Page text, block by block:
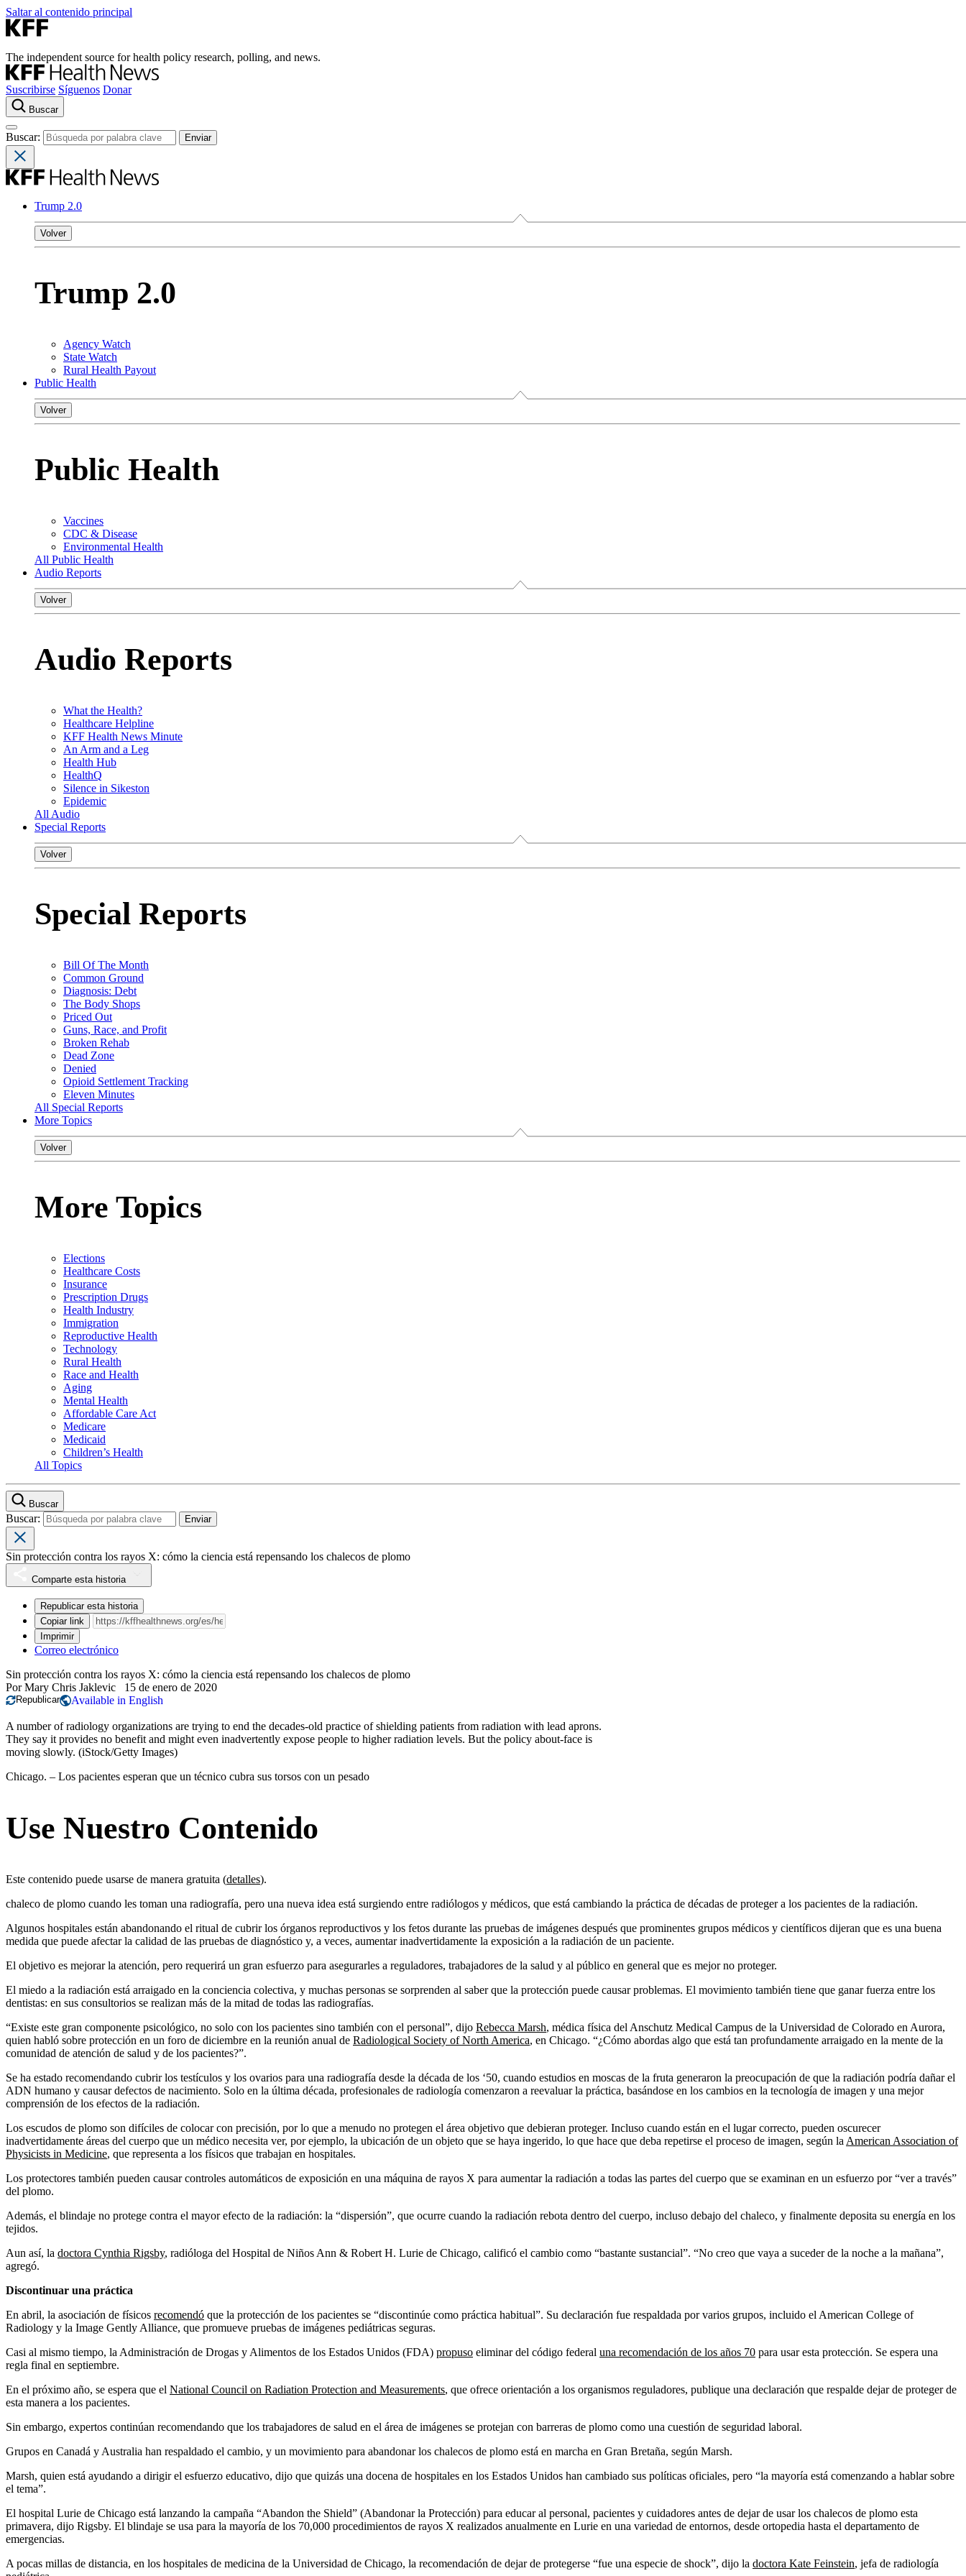
Saltar al contenido principal
The independent source for health policy research, polling, and news.
Suscribirse Síguenos Donar
Buscar
Buscar:
Trump 2.0
Volver
Trump 2.0
Agency Watch
State Watch
Rural Health Payout
Public Health
Volver
Public Health
Vaccines
CDC & Disease
Environmental Health
All Public Health
Audio Reports
Volver
Audio Reports
What the Health?
Healthcare Helpline
KFF Health News Minute
An Arm and a Leg
Health Hub
HealthQ
Silence in Sikeston
Epidemic
All Audio
Special Reports
Volver
Special Reports
Bill Of The Month
Common Ground
Diagnosis: Debt
The Body Shops
Priced Out
Guns, Race, and Profit
Broken Rehab
Dead Zone
Denied
Opioid Settlement Tracking
Eleven Minutes
All Special Reports
More Topics
Volver
More Topics
Elections
Healthcare Costs
Insurance
Prescription Drugs
Health Industry
Immigration
Reproductive Health
Technology
Rural Health
Race and Health
Aging
Mental Health
Affordable Care Act
Medicare
Medicaid
Children’s Health
All Topics
Buscar
Buscar:
Sin protección contra los rayos X: cómo la ciencia está repensando los chalecos de plomo
Comparte esta historia
Republicar esta historia
Copiar link
Imprimir
Correo electrónico
Sin protección contra los rayos X: cómo la ciencia está repensando los chalecos de plomo
PorMary Chris Jaklevic 15 de enero de 2020
Republicar Available in English
A number of radiology organizations are trying to end the decades-old practice of shielding patients from radiation with lead aprons.
They say it provides no benefit and might even inadvertently expose people to higher radiation levels. But the policy about-face is
moving slowly. (iStock/Getty Images)
Chicago. – Los pacientes esperan que un técnico cubra sus torsos con un pesado
Use Nuestro Contenido
Este contenido puede usarse de manera gratuita (detalles).
chaleco de plomo cuando les toman una radiografía, pero una nueva idea está surgiendo entre radiólogos y médicos, que está cambiando la práctica de décadas de proteger a los pacientes de la radiación.
Algunos hospitales están abandonando el ritual de cubrir los órganos reproductivos y los fetos durante las pruebas de imágenes después que prominentes grupos médicos y científicos dijeran que es una buena
medida que puede afectar la calidad de las pruebas de diagnóstico y, a veces, aumentar inadvertidamente la exposición a la radiación de un paciente.
El objetivo es mejorar la atención, pero requerirá un gran esfuerzo para asegurarles a reguladores, trabajadores de la salud y al público en general que es mejor no proteger.
El miedo a la radiación está arraigado en la conciencia colectiva, y muchas personas se sorprenden al saber que la protección puede causar problemas. El movimiento también tiene que ganar fuerza entre los
dentistas: en sus consultorios se realizan más de la mitad de todas las radiografías.
“Existe este gran componente psicológico, no solo con los pacientes sino también con el personal”, dijo Rebecca Marsh, médica física del Anschutz Medical Campus de la Universidad de Colorado en Aurora,
quien habló sobre protección en un foro de diciembre en la reunión anual de Radiological Society of North America, en Chicago. “¿Cómo abordas algo que está tan profundamente arraigado en la mente de la
comunidad de atención de salud y de los pacientes?”.
Se ha estado recomendando cubrir los testículos y los ovarios para una radiografía desde la década de los ‘50, cuando estudios en moscas de la fruta generaron la preocupación de que la radiación podría dañar el
ADN humano y causar defectos de nacimiento. Solo en la última década, profesionales de radiología comenzaron a reevaluar la práctica, basándose en los cambios en la tecnología de imagen y una mejor
comprensión de los efectos de la radiación.
Los escudos de plomo son difíciles de colocar con precisión, por lo que a menudo no protegen el área objetivo que debieran proteger. Incluso cuando están en el lugar correcto, pueden oscurecer
inadvertidamente áreas del cuerpo que un médico necesita ver, por ejemplo, la ubicación de un objeto que se haya ingerido, lo que hace que deba repetirse el proceso de imagen, según la American Association of
Physicists in Medicine, que representa a los físicos que trabajan en hospitales.
Los protectores también pueden causar controles automáticos de exposición en una máquina de rayos X para aumentar la radiación a todas las partes del cuerpo que se examinan en un esfuerzo por “ver a través”
del plomo.
Además, el blindaje no protege contra el mayor efecto de la radiación: la “dispersión”, que ocurre cuando la radiación rebota dentro del cuerpo, incluso debajo del chaleco, y finalmente deposita su energía en los
tejidos.
Aun así, la doctora Cynthia Rigsby, radióloga del Hospital de Niños Ann & Robert H. Lurie de Chicago, calificó el cambio como “bastante sustancial”. “No creo que vaya a suceder de la noche a la mañana”,
agregó.
Discontinuar una práctica
En abril, la asociación de físicos recomendó que la protección de los pacientes se “discontinúe como práctica habitual”. Su declaración fue respaldada por varios grupos, incluido el American College of
Radiology y la Image Gently Alliance, que promueve pruebas de imágenes pediátricas seguras.
Casi al mismo tiempo, la Administración de Drogas y Alimentos de los Estados Unidos (FDA) propuso eliminar del código federal una recomendación de los años 70 para usar esta protección. Se espera una
regla final en septiembre.
En el próximo año, se espera que el National Council on Radiation Protection and Measurements, que ofrece orientación a los organismos reguladores, publique una declaración que respalde dejar de proteger de
esta manera a los pacientes.
Sin embargo, expertos continúan recomendando que los trabajadores de salud en el área de imágenes se protejan con barreras de plomo como una cuestión de seguridad laboral.
Grupos en Canadá y Australia han respaldado el cambio, y un movimiento para abandonar los chalecos de plomo está en marcha en Gran Bretaña, según Marsh.
Marsh, quien está ayudando a dirigir el esfuerzo educativo, dijo que quizás una docena de hospitales en los Estados Unidos han cambiado sus políticas oficiales, pero “la mayoría está comenzando a hablar sobre
el tema”.
El hospital Lurie de Chicago está lanzando la campaña “Abandon the Shield” (Abandonar la Protección) para educar al personal, pacientes y cuidadores antes de dejar de usar los chalecos de plomo esta
primavera, dijo Rigsby. El blindaje se usa para la mayoría de los 70,000 procedimientos de rayos X realizados anualmente en Lurie en una variedad de entornos, desde ortopedia hasta el departamento de
emergencias.
A pocas millas de distancia, en los hospitales de medicina de la Universidad de Chicago, la recomendación de dejar de protegerse “fue una especie de shock”, dijo la doctora Kate Feinstein, jefa de radiología